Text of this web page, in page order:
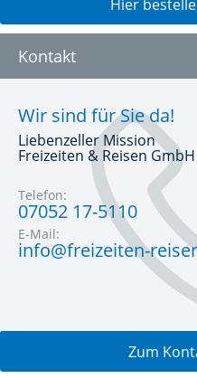
Hier
Kontakt
Wir sind für Sie da!
Liebenzeller Mission
Freizeiten & Reisen GmbH
Telefon:
07052 17-5110
E-Mail:
info@freizeiten-
Zum